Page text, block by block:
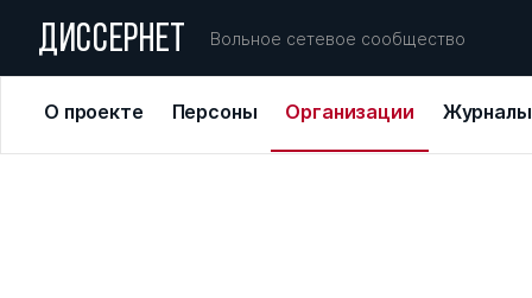
ДИССЕРНЕТ Вольное сетевое сообщество
О проекте Персоны Организации Журналы